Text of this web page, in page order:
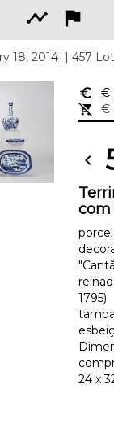
timeline
flag
18, 2014 | 457
euro_symbol €
remove_shopping_cart
€
chevron_left
1795)
24 x